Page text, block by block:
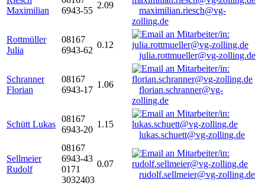
Maximilian
6943-55
2.09
maximilian.riesch@vg-
zolling.de
Rottmüller
Julia
08167
6943-62
0.12
julia.rottmueller@vg-zolling.de
Schranner
Florian
08167
6943-17
1.06
florian.schranner@vg-
zolling.de
Schütt Lukas
08167
6943-20
1.15
lukas.schuett@vg-zolling.de
Sellmeier
Rudolf
08167
6943-43
0171
3032403
0.07
rudolf.sellmeier@vg-zolling.de